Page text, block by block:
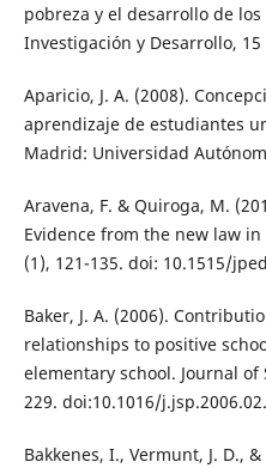
pobreza y el desarrollo de
Investigación y Desarrollo, 15
Aparicio, J. A. (2008).
aprendizaje de estudiantes
Madrid: Universidad
Aravena, F. & Quiroga, M.
Evidence from the new law
(1), 121-135. doi: 10.1515/
Baker, J. A. (2006).
relationships to positive
elementary school. Journal of
229. doi:10.1016/
Bakkenes, I., Vermunt, J. D.,